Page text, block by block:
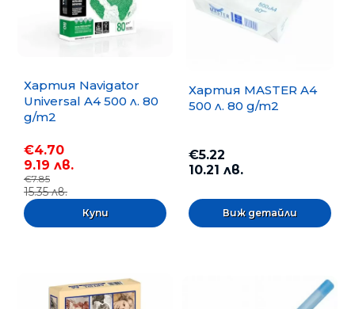
Хартия Navigator
Universal A4 500 л. 80
g/m2
€4.70
9.19 лв.
€7.85
15.35 лв.
Хартия MASTER A4
500 л. 80 g/m2
€5.22
10.21 лв.
Виж детайли